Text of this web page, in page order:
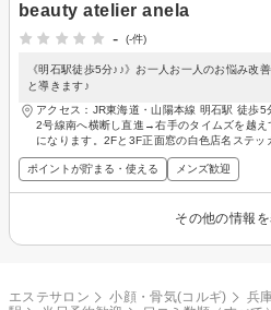
beauty atelier anela
-
(-件)
《明石駅徒歩5分♪♪》お一人お一人のお悩み
と導きます♪
アクセス：JR東海道・山陽本線 明石駅 徒歩
2号線南へ横断し直進→右手のタイムズを越
になります。2Fと3F正面窓の白色店名ステッ
ポイントが貯まる・使える メンズ歓迎
その他の情報
エステサロン 小顔・骨気(コルギ) 兵